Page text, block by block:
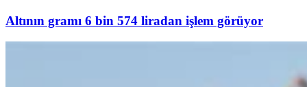
Altının gramı 6 bin 574 liradan işlem görüyor